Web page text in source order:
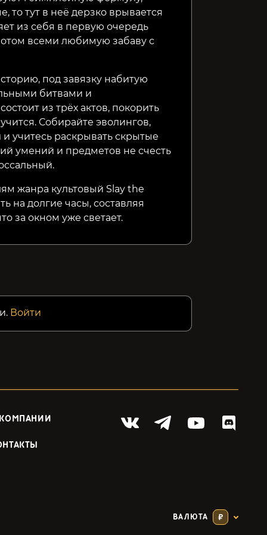
то тут в неё дерзко врывается
из себя в первую очередь
всеми любимую забаву с
под завязку набитую
битвами и
из трёх актов, покорить
Собирайте эволингов,
учитесь раскрывать скрытые
умений и предметов не счесть
жанра культовый Slay the
на долгие часы, составляя
за окном уже светает.
Войти
ВАЛЮТА ₽